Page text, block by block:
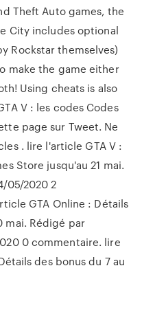
Theft Auto games, the
City includes optional
Rockstar themselves)
make the game either
Using cheats is also
V : les codes Codes
page sur Tweet. Ne
. lire l'article GTA V :
Store jusqu'au 21 mai.
05/2020 2
GTA Online : Détails
mai. Rédigé par
0 commentaire. lire
des bonus du 7 au